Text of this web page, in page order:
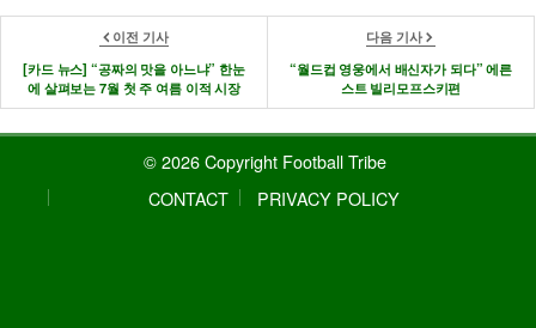
이전 기사
[카드 뉴스] “공짜의 맛을 아느냐” 한눈
에 살펴보는 7월 첫 주 여름 이적 시장
다음 기사
“월드컵 영웅에서 배신자가 되다” 에른
스트 빌리모프스키편
© 2026 Copyright Football Tribe
CONTACT
PRIVACY POLICY